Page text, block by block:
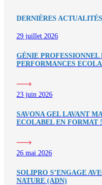
DERNIÈRES
29 juillet 2026
GÉNIE PROFESSIONNEL
PERFORMANCES
23 juin 2026
SAVONA GEL LAVANT
ECOLABEL EN FORMAT
26 mai 2026
SOLIPRO S’ENGAGE
NATURE (ADN)